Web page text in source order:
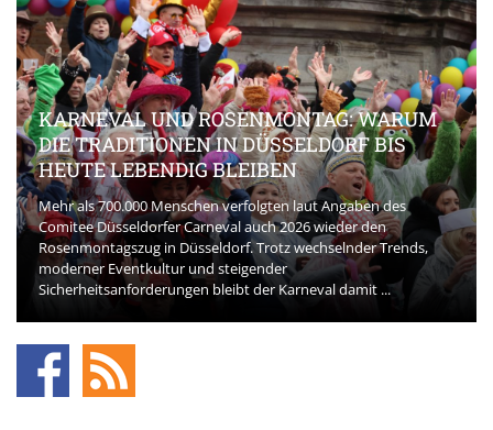
KARNEVAL UND ROSENMONTAG: WARUM
DIE TRADITIONEN IN DÜSSELDORF BIS
HEUTE LEBENDIG BLEIBEN
Mehr als 700.000 Menschen verfolgten laut Angaben des
Comitee Düsseldorfer Carneval auch 2026 wieder den
Rosenmontagszug in Düsseldorf. Trotz wechselnder Trends,
moderner Eventkultur und steigender
Sicherheitsanforderungen bleibt der Karneval damit ...